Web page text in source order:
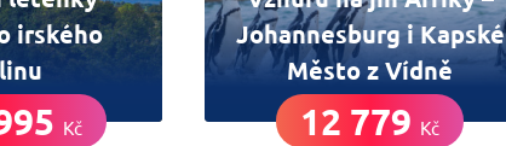
irského
Kč
Johannesburg i Kapské
Město z Vídně
12 779 Kč